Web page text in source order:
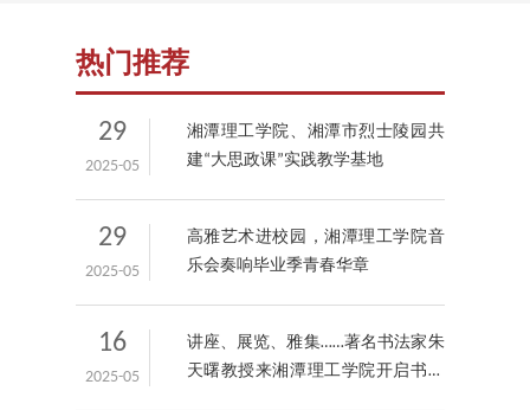
热门推荐
29
2025-05
湘潭理工学院、湘潭市烈士陵园共
建“大思政课”实践教学基地
29
2025-05
高雅艺术进校园，湘潭理工学院音
乐会奏响毕业季青春华章
16
2025-05
讲座、展览、雅集……著名书法家朱
天曙教授来湘潭理工学院开启书画